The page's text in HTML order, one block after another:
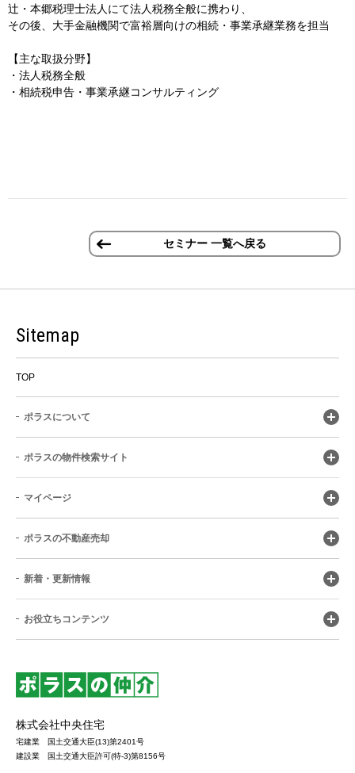
辻・本郷税理士法人にて法人税務全般に携わり、
その後、大手金融機関で富裕層向けの相続・事業承継業務を担当
【主な取扱分野】
・法人税務全般
・相続税申告・事業承継コンサルティング
セミナー 一覧へ戻る
Sitemap
TOP
ポラスについて
ポラスの物件検索サイト
マイページ
ポラスの不動産売却
新着・更新情報
お役立ちコンテンツ
株式会社中央住宅
宅建業 国土交通大臣(13)第2401号
建設業 国土交通大臣許可(特-3)第8156号